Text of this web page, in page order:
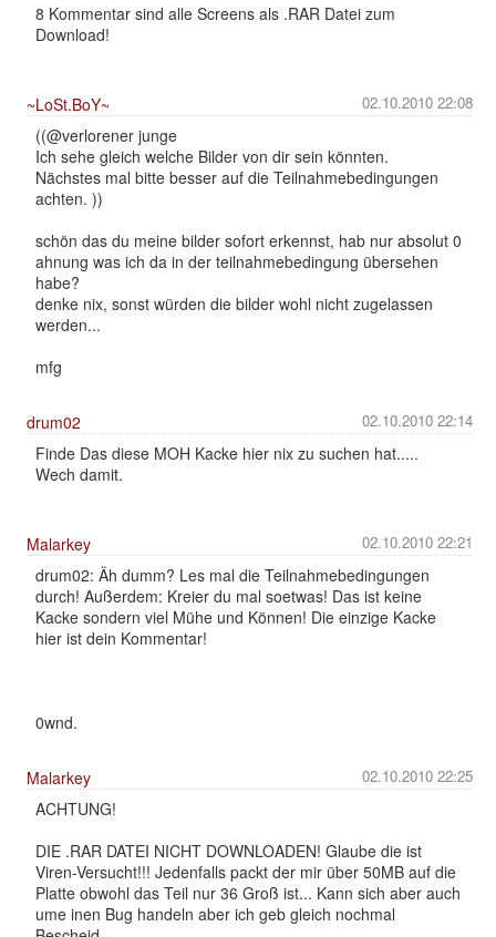
8 Kommentar sind alle Screens als .RAR Datei zum
Download!
02.10.2010 22:08
~LoSt.BoY~
((@verlorener junge
Ich sehe gleich welche Bilder von dir sein könnten.
Nächstes mal bitte besser auf die Teilnahmebedingungen
achten. ))
schön das du meine bilder sofort erkennst, hab nur absolut 0
ahnung was ich da in der teilnahmebedingung übersehen
habe?
denke nix, sonst würden die bilder wohl nicht zugelassen
werden...
mfg
02.10.2010 22:14
drum02
Finde Das diese MOH Kacke hier nix zu suchen hat.....
Wech damit.
02.10.2010 22:21
Malarkey
drum02: Äh dumm? Les mal die Teilnahmebedingungen
durch! Außerdem: Kreier du mal soetwas! Das ist keine
Kacke sondern viel Mühe und Können! Die einzige Kacke
hier ist dein Kommentar!
0wnd.
02.10.2010 22:25
Malarkey
ACHTUNG!
DIE .RAR DATEI NICHT DOWNLOADEN! Glaube die ist
Viren-Versucht!!! Jedenfalls packt der mir über 50MB auf die
Platte obwohl das Teil nur 36 Groß ist... Kann sich aber auch
ume inen Bug handeln aber ich geb gleich nochmal